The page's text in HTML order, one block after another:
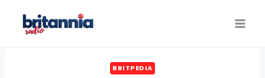
BRITPEDIA